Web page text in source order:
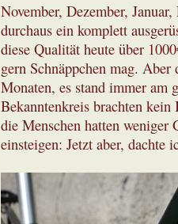
November, Dezember,
durchaus ein komplett
diese Qualität heute über
gern Schnäppchen mag.
Monaten, es stand immer am
Bekanntenkreis brachten
die Menschen hatten weniger
einsteigen: Jetzt aber, dachte